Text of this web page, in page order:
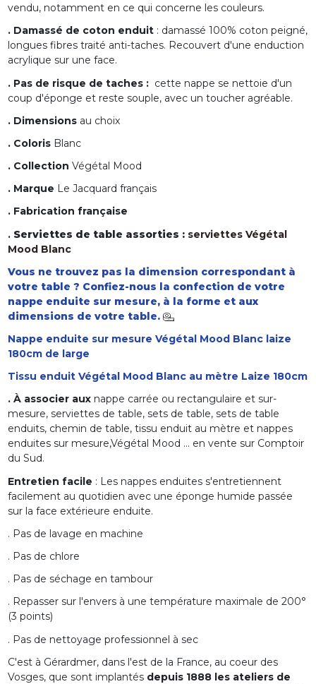
vendu, notamment en ce qui concerne les couleurs.
. Damassé de coton enduit: damassé 100% coton peigné,
longues fibres traité anti-taches. Recouvert d'une enduction
acrylique sur une face.
. Pas de risque de taches : cette nappe se nettoie d'un
coup d'éponge et reste souple, avec un toucher agréable.
. Dimensionsau choix
. ColorisBlanc
. Collection Végétal Mood
. Marque Le Jacquard français
. Fabrication française
.Serviettes de table assorties : serviettes Végétal
Mood Blanc
Vous ne trouvez pas la dimension correspondant à
votre table ? Confiez-nous la confection de votre
nappe enduite sur mesure, à la forme et aux
dimensions de votre table.
Nappe enduite sur mesure Végétal Mood Blanc laize
180cm de large
Tissu enduit Végétal Mood Blanc au mètre Laize 180cm
. À associer aux nappe carrée ou rectangulaire et sur-
mesure, serviettes de table, sets de table, sets de table
enduits, chemin de table, tissu enduit au mètre et nappes
enduites sur mesure,Végétal Mood ... en vente sur Comptoir
du Sud.
Entretien facile : Les nappes enduites s'entretiennent
facilement au quotidien avec une éponge humide passée
sur la face extérieure enduite.
. Pas de lavage en machine
. Pas de chlore
. Pas de séchage en tambour
. Repasser sur l'envers à une température maximale de 200°
(3 points)
. Pas de nettoyage professionnel à sec
C'est à Gérardmer, dans l'est de la France, au coeur des
Vosges, que sont implantés depuis 1888 les ateliers de